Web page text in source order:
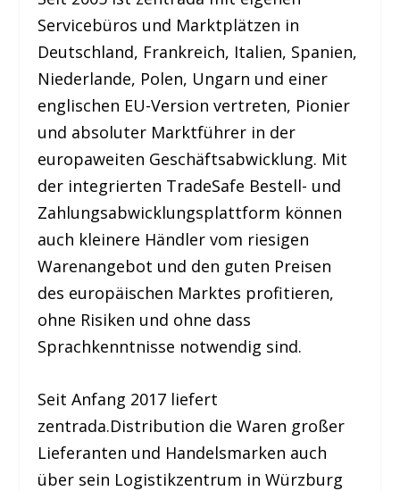
Servicebüros und Marktplätzen in
Deutschland, Frankreich, Italien, Spanien,
Niederlande, Polen, Ungarn und einer
englischen EU-Version vertreten, Pionier
und absoluter Marktführer in der
europaweiten Geschäftsabwicklung. Mit
der integrierten TradeSafe Bestell- und
Zahlungsabwicklungsplattform können
auch kleinere Händler vom riesigen
Warenangebot und den guten Preisen
des europäischen Marktes profitieren,
ohne Risiken und ohne dass
Sprachkenntnisse notwendig sind.
Seit Anfang 2017 liefert
zentrada.Distribution die Waren großer
Lieferanten und Handelsmarken auch
über sein Logistikzentrum in Würzburg